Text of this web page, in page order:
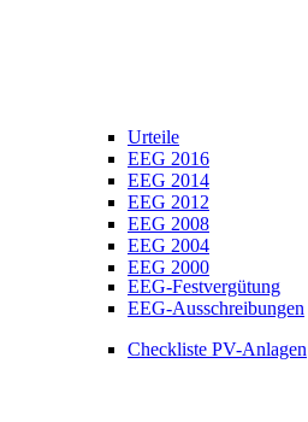
Urteile
EEG 2016
EEG 2014
EEG 2012
EEG 2008
EEG 2004
EEG 2000
EEG-Festvergütung
EEG-Ausschreibungen
Checkliste PV-Anlagen